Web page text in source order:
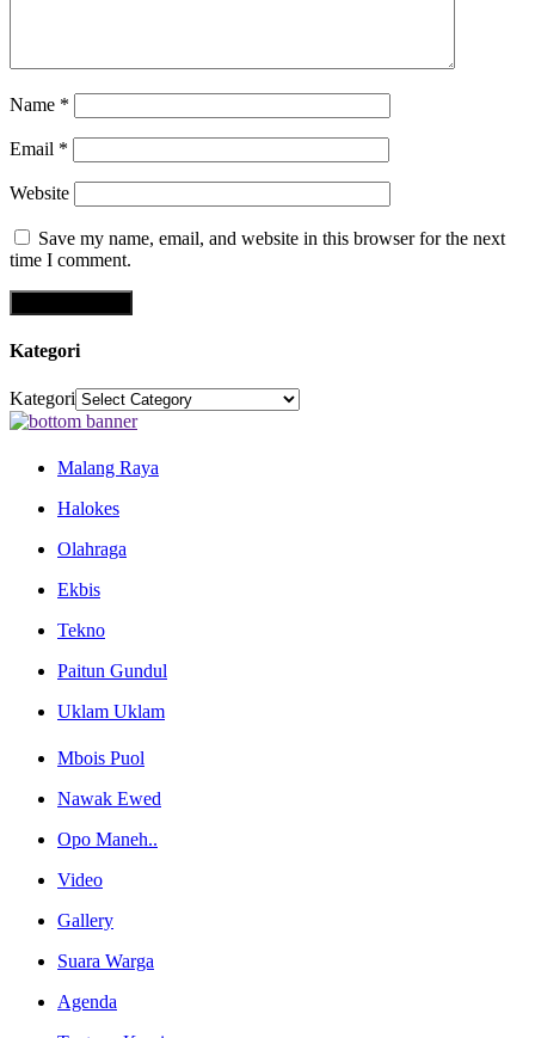
Name *
Email *
Website
Save my name, email, and website in this browser for the next
time I comment.
Kategori
Kategori
Malang Raya
Halokes
Olahraga
Ekbis
Tekno
Paitun Gundul
Uklam Uklam
Mbois Puol
Nawak Ewed
Opo Maneh..
Video
Gallery
Suara Warga
Agenda